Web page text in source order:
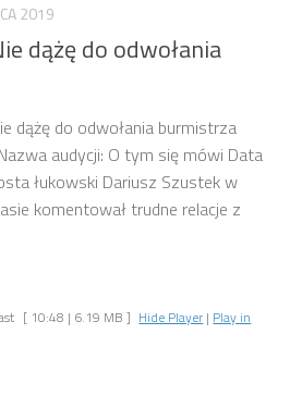
2019
dążę do odwołania
dążę do odwołania burmistrza
audycji: O tym się mówi Data
łukowski Dariusz Szustek w
komentował trudne relacje z
[ 10:48 | 6.19 MB ] Hide Player | Play in